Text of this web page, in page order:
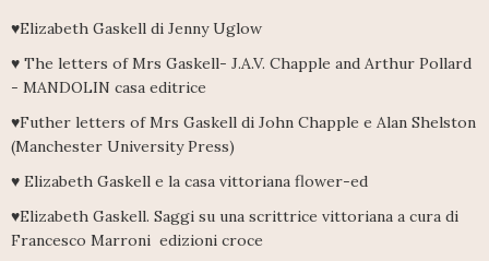
♥Elizabeth Gaskell di Jenny Uglow
♥ The letters of Mrs Gaskell- J.A.V. Chapple and Arthur Pollard
- MANDOLIN casa editrice
♥Futher letters of Mrs Gaskell di John Chapple e Alan Shelston
(Manchester University Press)
♥ Elizabeth Gaskell e la casa vittoriana flower-ed
♥Elizabeth Gaskell. Saggi su una scrittrice vittoriana a cura di
Francesco Marroni edizioni croce